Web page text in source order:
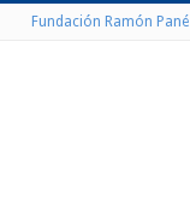
Fundación Ramón Pané